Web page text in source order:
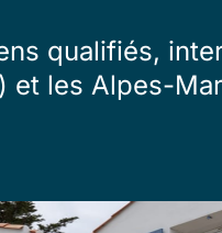
qualifiés,
et les Alpes-